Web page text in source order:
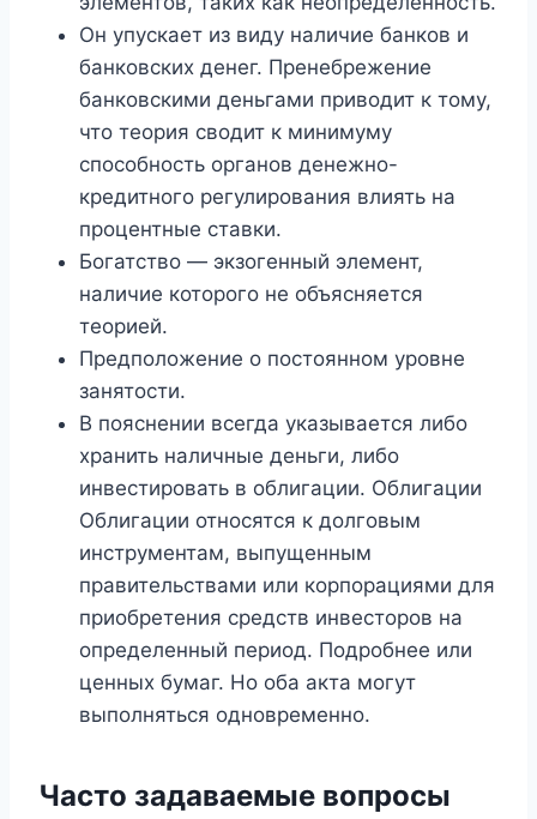
Он упускает из виду наличие банков и
банковских денег. Пренебрежение
банковскими деньгами приводит к тому,
что теория сводит к минимуму
способность органов денежно-
кредитного регулирования влиять на
процентные ставки.
Богатство — экзогенный элемент,
наличие которого не объясняется
теорией.
Предположение о постоянном уровне
занятости.
В пояснении всегда указывается либо
хранить наличные деньги, либо
инвестировать в облигации. Облигации
Облигации относятся к долговым
инструментам, выпущенным
правительствами или корпорациями для
приобретения средств инвесторов на
определенный период. Подробнее или
ценных бумаг. Но оба акта могут
выполняться одновременно.
Часто задаваемые вопросы